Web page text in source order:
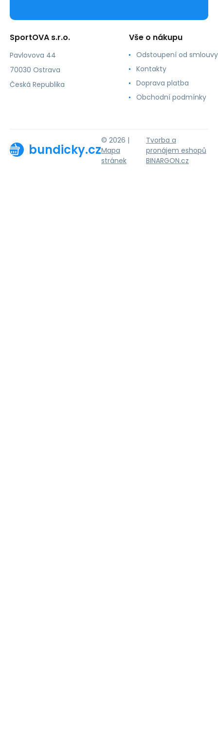
SportOVA s.r.o.
Pavlovova 44
70030 Ostrava
Česká Republika
Vše o nákupu
Odstoupení od smlouvy
Kontakty
Doprava platba
Obchodní podmínky
bundicky.cz
© 2026 |
Mapa
stránek
Tvorba a
pronájem eshopů
BINARGON.cz